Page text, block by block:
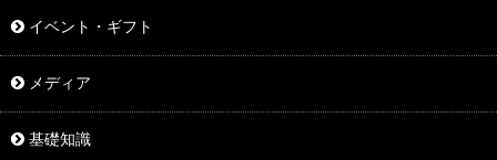
イベント・ギフト
メディア
基礎知識